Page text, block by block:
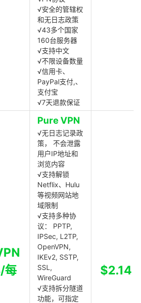
√安全的管辖权
和无日志政策
√43多个国家
160台服务器
√支持中文
√不限设备数量
√信用卡、
PayPal支付,、
支付宝
√7天退款保证
每
Pure VPN
√无日志记录政
策， 不会泄露
用户IP地址和
浏览内容
√支持解锁
Netflix、Hulu
等视频网站地
域限制
√支持多种协
议： PPTP,
IPSec, L2TP,
OpenVPN,
IKEv2, SSTP,
SSL,
WireGuard
√支持拆分隧道
功能，可指定
$2.14